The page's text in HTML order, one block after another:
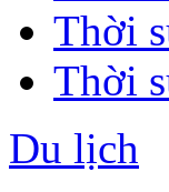
Thời
Thời
Du lịch